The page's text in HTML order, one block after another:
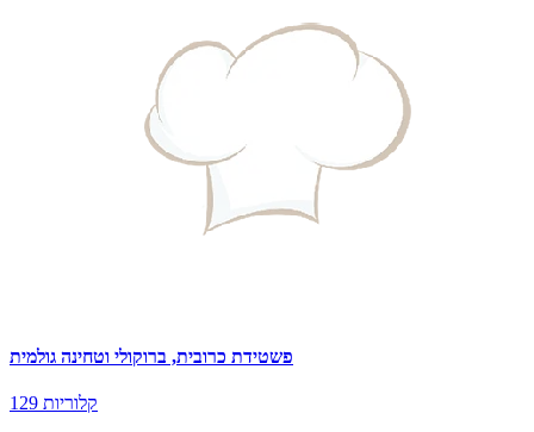
פשטידת כרובית, ברוקולי וטחינה גולמית
129 קלוריות